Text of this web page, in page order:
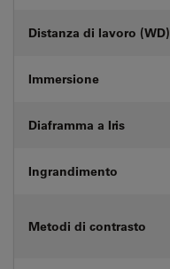
Distanza di lavoro (WD)
Immersione
Diaframma a Iris
Ingrandimento
Metodi di contrasto